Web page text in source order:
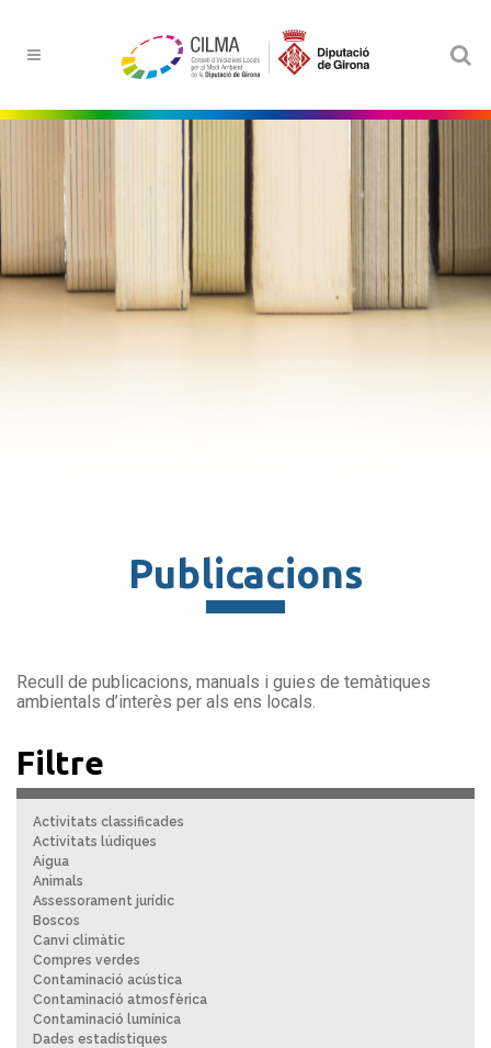
Publicacions
Recull de publicacions, manuals i guies de temàtiques
ambientals d’interès per als ens locals.
Filtre
Activitats classificades
Activitats lúdiques
Aigua
Animals
Assessorament jurídic
Boscos
Canvi climàtic
Compres verdes
Contaminació acústica
Contaminació atmosfèrica
Contaminació lumínica
Dades estadístiques